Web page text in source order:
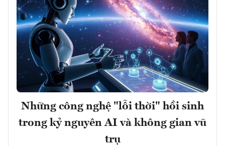
Những công nghệ "lỗi thời" hồi sinh
trong kỷ nguyên AI và không gian vũ
trụ